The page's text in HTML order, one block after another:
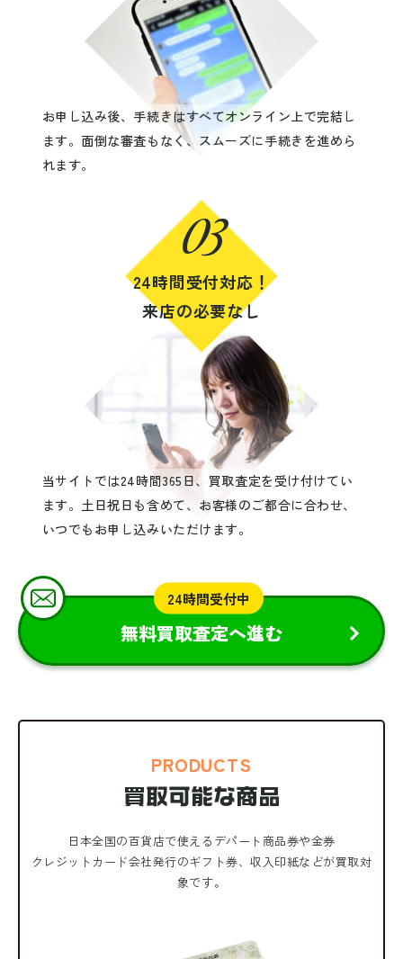
お申し込み後、手続きはすべてオンライン上で完結し
ます。面倒な審査もなく、スムーズに手続きを進めら
れます。
03
24時間受付対応！
来店の必要なし
当サイトでは24時間365日、買取査定を受け付けてい
ます。土日祝日も含めて、お客様のご都合に合わせ、
いつでもお申し込みいただけます。
24時間受付中
無料買取査定へ進む
PRODUCTS
買取可能な商品
日本全国の百貨店で使えるデパート商品券や金券
クレジットカード会社発行のギフト券、収入印紙などが買取対
象です。